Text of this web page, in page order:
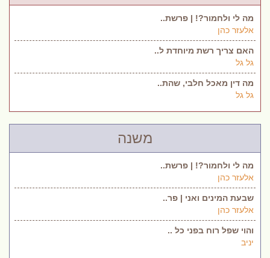
מה לי ולחמור?! | פרשת..
אלעזר כהן
האם צריך רשת מיוחדת ל..
גל גל
מה דין מאכל חלבי, שהת..
גל גל
משנה
מה לי ולחמור?! | פרשת..
אלעזר כהן
שבעת המינים ואני | פר..
אלעזר כהן
והוי שפל רוח בפני כל ..
יניב